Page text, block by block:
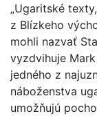
„Ugaritské
z Blízkeho
mohli nazvať
vyzdvihuje
jedného z
náboženstva
umožňujú